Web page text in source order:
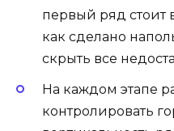
первый ряд стоит
как сделано
скрыть все
На каждом этапе
контролировать